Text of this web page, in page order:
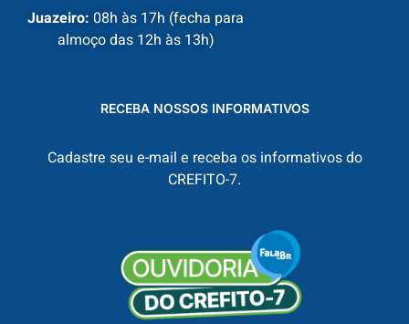
Juazeiro: 08h às 17h (fecha para
almoço das 12h às 13h)
RECEBA NOSSOS INFORMATIVOS
Cadastre seu e-mail e receba os informativos do
CREFITO-7.